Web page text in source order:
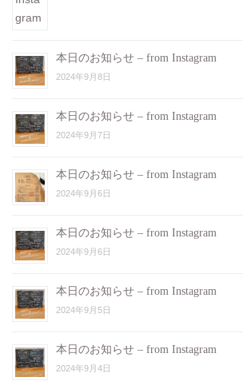
本日のお知らせ – from Instagram
2024年9月8日
本日のお知らせ – from Instagram
2024年9月7日
本日のお知らせ – from Instagram
2024年9月6日
本日のお知らせ – from Instagram
2024年9月6日
本日のお知らせ – from Instagram
2024年9月5日
本日のお知らせ – from Instagram
2024年9月4日